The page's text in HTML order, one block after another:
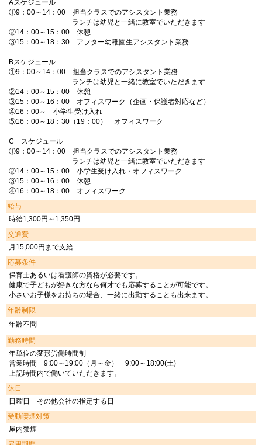
Aスケジュール
①9：00～14：00 担当クラスでのアシスタント業務
ランチは幼児と一緒に教室でいただきます
②14：00～15：00 休憩
③15：00～18：30 アフター幼稚園生アシスタント業務
Bスケジュール
①9：00～14：00 担当クラスでのアシスタント業務
ランチは幼児と一緒に教室でいただきます
②14：00～15：00 休憩
③15：00～16：00 オフィスワーク（企画・保護者対応など）
④16：00～ 小学生受け入れ
⑤16：00～18：30（19：00） オフィスワーク
C スケジュール
①9：00～14：00 担当クラスでのアシスタント業務
ランチは幼児と一緒に教室でいただきます
②14：00～15：00 小学生受け入れ・オフィスワーク
③15：00～16：00 休憩
④16：00～18：00 オフィスワーク
給与
時給1,300円～1,350円
交通費
月15,000円まで支給
応募条件
保育士あるいは看護師の資格が必要です。
健康で子どもが好きな方なら何才でも応募することが可能です。
小さいお子様をお持ちの場合、一緒に出勤することも出来ます。
年齢制限
年齢不問
勤務時間
年単位の変形労働時間制
営業時間 9:00～19:00（月～金） 9:00～18:00(土)
上記時間内で働いていただきます。
休日
日曜日 その他会社の指定する日
受動喫煙対策
屋内禁煙